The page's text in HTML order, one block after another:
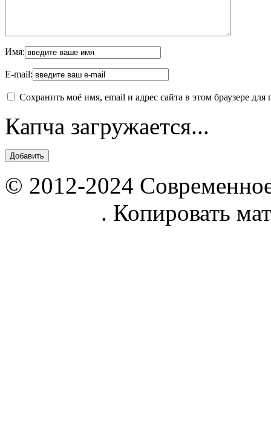
Имя:
E-mail:
Сохранить моё имя, email и адрес сайта в этом браузере
Капча загружается...
© 2012-2024
. Копировать